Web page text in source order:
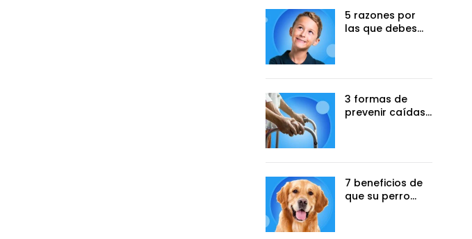
COVID: 5
consejos útiles
5 razones por
las que debes
3 formas de
prevenir caídas
7 beneficios de
que su perro